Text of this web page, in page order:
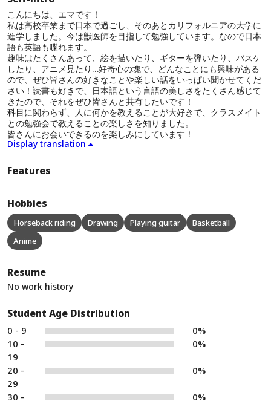
こんにちは、エマです！
私は高校卒業まで日本で過ごし、そのあとカリフォルニアの大学に
進学しました。今は獣医師を目指して勉強しています。なので日本
語も英語も喋れます。
趣味はたくさんあって、絵を描いたり、ギターを弾いたり、バスケ
したり、アニメ見たり…好奇心の塊で、どんなことにも興味がある
ので、ぜひ皆さんの好きなことや楽しい話をいっぱい聞かせてくだ
さい！読書も好きで、日本語という言語の美しさをたくさん感じて
きたので、それをぜひ皆さんと共有したいです！
科目に関わらず、人に何かを教えることが大好きで、クラスメイト
との勉強会で教えることの楽しさを知りました。
皆さんにお会いできるのを楽しみにしています！
Display translation
Features
Hobbies
Horseback riding Drawing Playing guitar
Basketball
Anime
Resume
No work history
Student Age Distribution
0 - 9
0%
10 -
19
0%
20 -
29
0%
30 -
0%